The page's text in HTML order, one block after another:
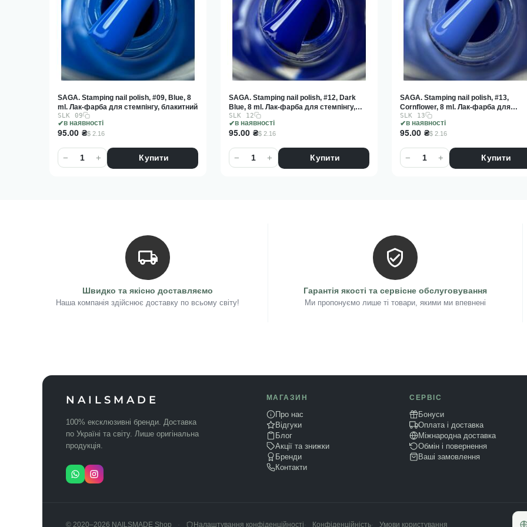
в наявності
SAGA. Stamping nail polish, #12, Dark
Blue, 8 ml. Лак-фарба для стемпінгу,
синій
SLK 12
95.00 ₴$ 2.16
+
− Купити
в наявності
SAGA. Stamping nail polish, #13,
Cornflower, 8 ml. Лак-фарба для
стемпінгу, волошковий
SLK 13
95.00 ₴$ 2.16
+
− Купити
в наявності
SAGA. Stamping nail polish, #30,
8 ml. Лак-фарба для стемпінгу,
атлантида
SLK 30
95.00 ₴$ 2.16
+
− Купити
Швидко та якісно доставляємо
Наша компанія здійснює доставку по всьому світу!
Гарантія якості та сервісне обслуговування
Ми пропонуємо лише ті товари, якими ми впевнені
NAILSMADE
100% ексклюзивні бренди. Доставка
по Україні та світу. Лише оригінальна
продукція.
МАГАЗИН
Про нас
Відгуки
Блог
Акції та знижки
Бренди
Контакти
СЕРВІС
Бонуси
Оплата і доставка
Міжнародна доставка
Обмін і повернення
Ваші замовлення
© 2020–2026 NAILSMADE Shop Налаштування конфіденційності Конфіденційність Умови користування